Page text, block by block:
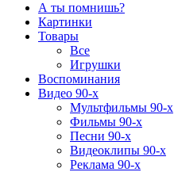
А ты помнишь?
Картинки
Товары
Все
Игрушки
Воспоминания
Видео 90-х
Мультфильмы 90-х
Фильмы 90-х
Песни 90-х
Видеоклипы 90-х
Реклама 90-х